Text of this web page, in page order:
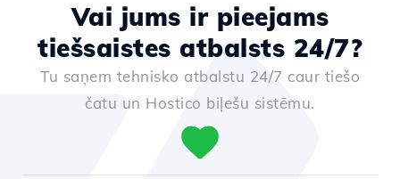
Vai jums ir pieejams
tiešsaistes atbalsts 24/7?
Tu saņem tehnisko atbalstu 24/7 caur tiešo
čatu un Hostico biļešu sistēmu.